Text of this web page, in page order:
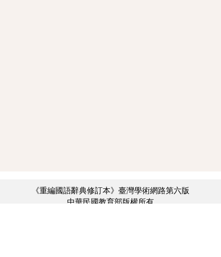
《重編國語辭典修訂本》臺灣學術網路第六版
中華民國教育部版權所有